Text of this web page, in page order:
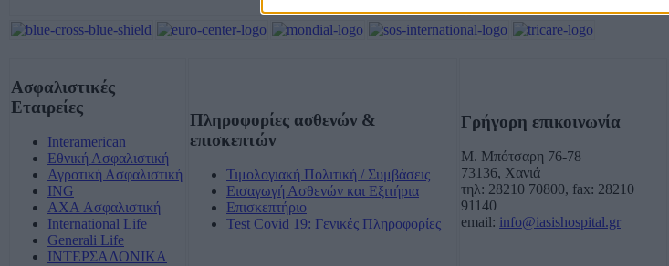
Ασφαλιστικές
Εταιρείες
Interamerican
Εθνική Ασφαλιστική
Αγροτική Ασφαλιστική
ING
AXA Ασφαλιστική
International Life
Generali Life
ΙΝΤΕΡΣΑΛΟΝΙΚΑ
Πληροφορίες ασθενών &
επισκεπτών
Τιμολογιακή Πολιτική / Συμβάσεις
Εισαγωγή Ασθενών και Εξιτήρια
Επισκεπτήριο
Test Covid 19: Γενικές Πληροφορίες
Γρήγορη επικοινωνία
Μ. Μπότσαρη 76-78
73136, Χανιά
τηλ: 28210 70800, fax: 28210
91140
email: info@iasishospital.gr